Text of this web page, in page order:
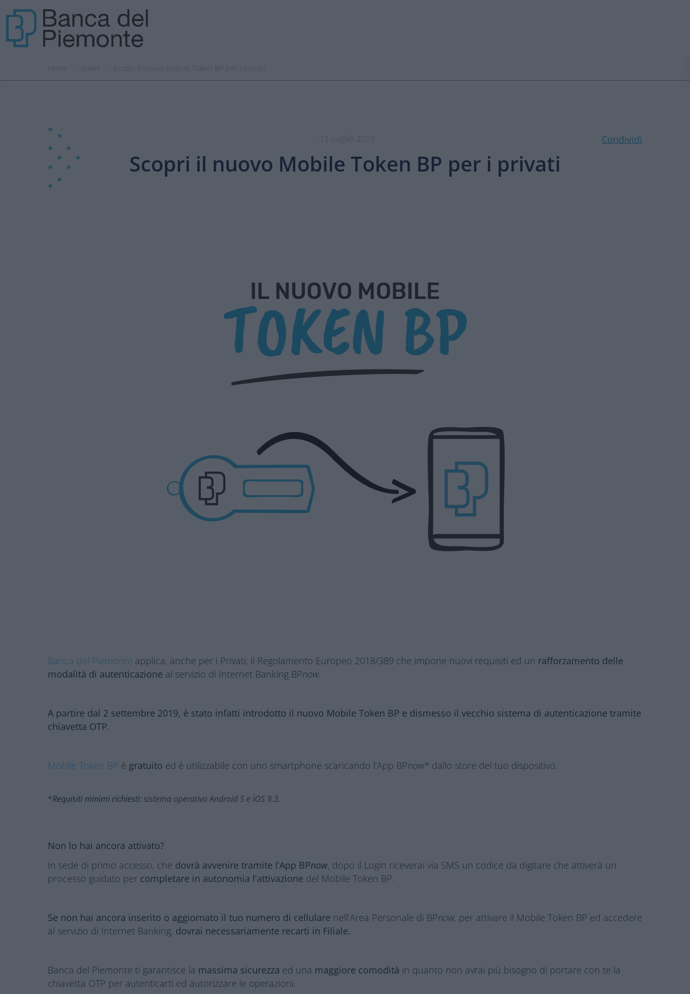
Condividi
Scopri il nuovo Mobile Token BP per i privati
Banca del Piemonte applica, anche per i Privati, il Regolamento Europeo 2018/389 che impone nuovi requisiti ed un rafforzamento delle
modalità di autenticazione al servizio di Internet Banking BPnow.
A partire dal 2 settembre 2019, è stato infatti introdotto il nuovo Mobile Token BP e dismesso il vecchio sistema di autenticazione tramite
chiavetta OTP.
Mobile Token BP è gratuito ed è utilizzabile con uno smartphone scaricando l’App BPnow* dallo store del tuo dispositivo.
*Requisiti minimi richiesti: sistema operativo Android 5 e iOS 9.3.
Non lo hai ancora attivato?
In sede di primo accesso, che dovrà avvenire tramite l’App BPnow, dopo il Login riceverai via SMS un codice da digitare che attiverà un
processo guidato per completare in autonomia l’attivazione del Mobile Token BP.
Se non hai ancora inserito o aggiornato il tuo numero di cellulare nell’Area Personale di BPnow, per attivare il Mobile Token BP ed accedere
al servizio di Internet Banking, dovrai necessariamente recarti in Filiale.
Banca del Piemonte ti garantisce la massima sicurezza ed una maggiore comodità in quanto non avrai più bisogno di portare con te la
chiavetta OTP per autenticarti ed autorizzare le operazioni.